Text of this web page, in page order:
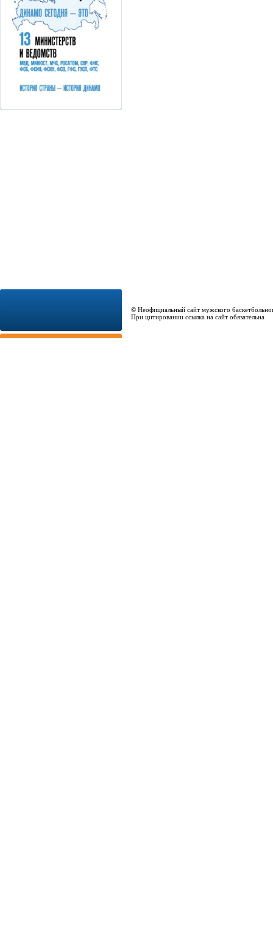
© Неофициальный сайт мужского
При цитировании ссылка на сайт обязательна